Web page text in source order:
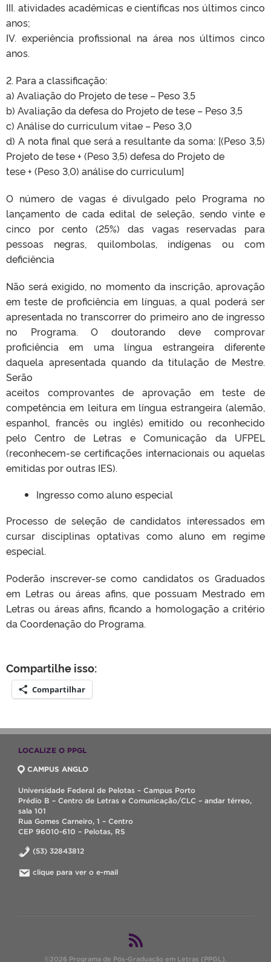
III. atividades acadêmicas e científicas nos últimos cinco
anos;
IV. experiência profissional na área nos últimos cinco
anos.
2. Para a classificação:
a) Avaliação do Projeto de tese – Peso 3,5
b) Avaliação da defesa do Projeto de tese – Peso 3,5
c) Análise do curriculum vitae – Peso 3,0
d) A nota final que será a resultante da soma: [(Peso 3,5)
Projeto de tese + (Peso 3,5) defesa do Projeto de
tese + (Peso 3,0) análise do curriculum]
O número de vagas é divulgado pelo Programa no
lançamento de cada edital de seleção, sendo vinte e
cinco por cento (25%) das vagas reservadas para
pessoas negras, quilombolas, indígenas ou com
deficiência
Não será exigido, no momento da inscrição, aprovação
em teste de proficiência em línguas, a qual poderá ser
apresentada no transcorrer do primeiro ano de ingresso
no Programa. O doutorando deve comprovar
proficiência em uma língua estrangeira diferente
daquela apresentada quando da titulação de Mestre.
Serão
aceitos comprovantes de aprovação em teste de
competência em leitura em língua estrangeira (alemão,
espanhol, francês ou inglês) emitido ou reconhecido
pelo Centro de Letras e Comunicação da UFPEL
(reconhecem-se certificações internacionais ou aquelas
emitidas por outras IES).
Ingresso como aluno especial
Processo de seleção de candidatos interessados em
cursar disciplinas optativas como aluno em regime
especial.
Poderão inscrever-se como candidatos os Graduados
em Letras ou áreas afins, que possuam Mestrado em
Letras ou áreas afins, ficando a homologação a critério
da Coordenação do Programa.
Compartilhe isso:
Compartilhar
LOCALIZE O PPGL
CAMPUS ANGLO
Universidade Federal de Pelotas – Campus Porto
Prédio B – Centro de Letras e Comunicação/CLC – andar térreo,
sala 101
Rua Gomes Carneiro, 1 – Centro
CEP 96010-610 – Pelotas, RS
(53) 32843812
clique para ver o e-mail
©2026 Programa de Pós-Graduação em Letras (PPGL).